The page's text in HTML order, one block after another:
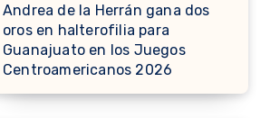
Andrea de la Herrán gana dos
oros en halterofilia para
Guanajuato en los Juegos
Centroamericanos 2026